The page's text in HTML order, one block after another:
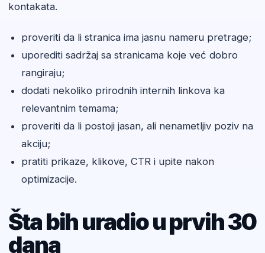
kontakata.
proveriti da li stranica ima jasnu nameru pretrage;
uporediti sadržaj sa stranicama koje već dobro
rangiraju;
dodati nekoliko prirodnih internih linkova ka
relevantnim temama;
proveriti da li postoji jasan, ali nenametljiv poziv na
akciju;
pratiti prikaze, klikove, CTR i upite nakon
optimizacije.
Šta bih uradio u prvih 30
dana